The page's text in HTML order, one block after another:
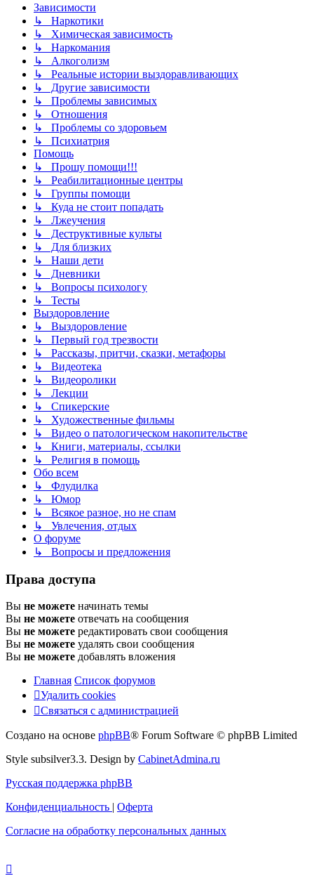
Зависимости
↳ Наркотики
↳ Химическая зависимость
↳ Наркомания
↳ Алкоголизм
↳ Реальные истории выздоравливающих
↳ Другие зависимости
↳ Проблемы зависимых
↳ Отношения
↳ Проблемы со здоровьем
↳ Психиатрия
Помощь
↳ Прошу помощи!!!
↳ Реабилитационные центры
↳ Группы помощи
↳ Куда не стоит попадать
↳ Лжеучения
↳ Деструктивные культы
↳ Для близких
↳ Наши дети
↳ Дневники
↳ Вопросы психологу
↳ Тесты
Выздоровление
↳ Выздоровление
↳ Первый год трезвости
↳ Рассказы, притчи, сказки, метафоры
↳ Видеотека
↳ Видеоролики
↳ Лекции
↳ Спикерские
↳ Художественные фильмы
↳ Видео о патологическом накопительстве
↳ Книги, материалы, ссылки
↳ Религия в помощь
Обо всем
↳ Флудилка
↳ Юмор
↳ Всякое разное, но не спам
↳ Увлечения, отдых
О форуме
↳ Вопросы и предложения
Права доступа
Вы не можете начинать темы
Вы не можете отвечать на сообщения
Вы не можете редактировать свои сообщения
Вы не можете удалять свои сообщения
Вы не можете добавлять вложения
Главная Список форумов
Удалить cookies
Связаться
администрацией
Связаться с администрацией
Создано на основе phpBB® Forum Software © phpBB Limited
Style subsilver3.3. Design by CabinetAdmina.ru
Русская поддержка phpBB
Конфиденциальность | Оферта
Согласие на обработку персональных данных